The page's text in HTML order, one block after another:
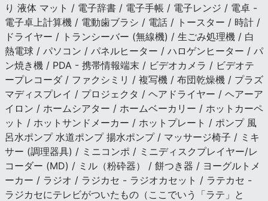
り 液体 マット / 電子辞書 / 電子手帳 / 電子レンジ / 電卓 -
電子卓上計算機 / 電動歯ブラシ / 電話 / トースター / 時計 /
ドライヤー / トランシーバー (無線機) / 生ごみ処理機 / 白
熱電球 / パソコン / パネルヒーター / ハロゲンヒーター / パ
ン焼き機 / PDA - 携帯情報端末 / ビデオカメラ / ビデオテ
ープレコーダ / ファクシミリ / 複写機 / 布団乾燥機 / プラズ
マディスプレイ / プロジェクタ / ヘアドライヤー / ヘアーア
イロン / ホームシアター / ホームベーカリー / ホットカーペ
ット / ホットサンドメーカー / ホットプレート / ポンプ 風
呂水ポンプ 水道ポンプ 揚水ポンプ / マッサージ椅子 / ミキ
サー (調理器具) / ミニコンポ / ミニディスクプレイヤー/レ
コーダー (MD) / ミル（粉砕器） / 餅つき器 / ヨーグルトメ
ーカー / ラジオ / ラジカセ - ラジオカセット / ラテカセ -
ラジカセにテレビがついたもの（ここでいう「ラテ」と